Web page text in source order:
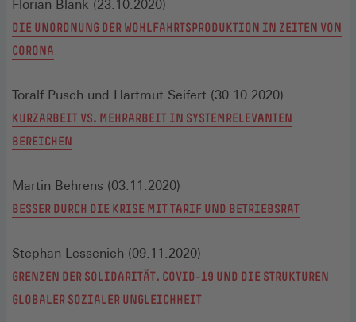
Florian Blank (23.10.2020)
DIE UNORDNUNG DER WOHLFAHRTSPRODUKTION IN ZEITEN VON
CORONA
Toralf Pusch und Hartmut Seifert (30.10.2020)
KURZARBEIT VS. MEHRARBEIT IN SYSTEMRELEVANTEN
BEREICHEN
Martin Behrens (03.11.2020)
BESSER DURCH DIE KRISE MIT TARIF UND BETRIEBSRAT
Stephan Lessenich (09.11.2020)
GRENZEN DER SOLIDARITÄT. COVID-19 UND DIE STRUKTUREN
GLOBALER SOZIALER UNGLEICHHEIT